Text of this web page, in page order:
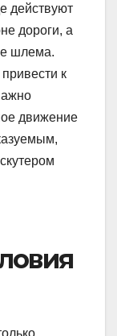
действуют
дороги, а
шлема.
к
движение